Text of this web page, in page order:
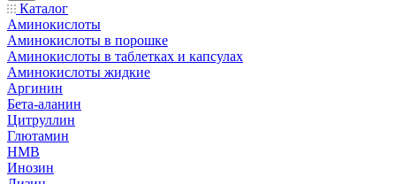
Каталог
Аминокислоты
Аминокислоты в порошке
Аминокислоты в таблетках и капсулах
Аминокислоты жидкие
Аргинин
Бета-аланин
Цитруллин
Глютамин
HMB
Инозин